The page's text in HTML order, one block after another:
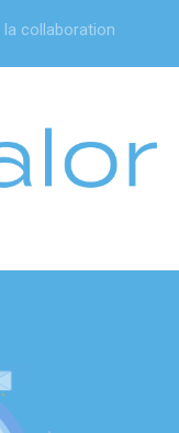
collaboration